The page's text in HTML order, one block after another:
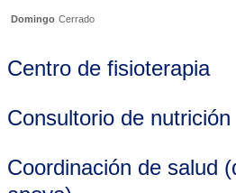
Domingo Cerrado
Centro de fisioterapia
Consultorio de nutrición
Coordinación de salud